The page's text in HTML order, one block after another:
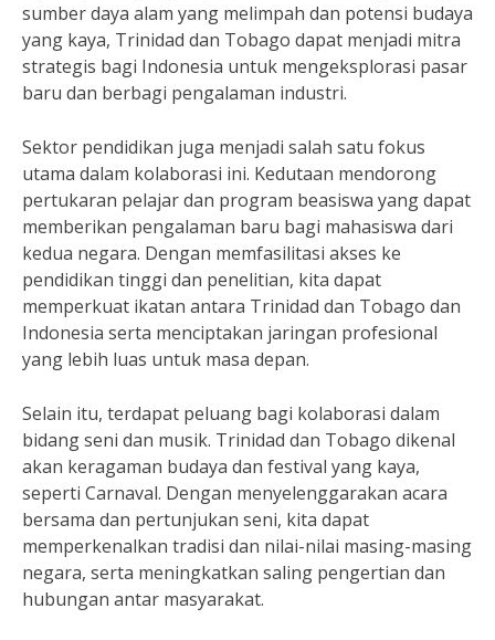
sumber daya alam yang melimpah dan potensi budaya
yang kaya, Trinidad dan Tobago dapat menjadi mitra
strategis bagi Indonesia untuk mengeksplorasi pasar
baru dan berbagi pengalaman industri.
Sektor pendidikan juga menjadi salah satu fokus
utama dalam kolaborasi ini. Kedutaan mendorong
pertukaran pelajar dan program beasiswa yang dapat
memberikan pengalaman baru bagi mahasiswa dari
kedua negara. Dengan memfasilitasi akses ke
pendidikan tinggi dan penelitian, kita dapat
memperkuat ikatan antara Trinidad dan Tobago dan
Indonesia serta menciptakan jaringan profesional
yang lebih luas untuk masa depan.
Selain itu, terdapat peluang bagi kolaborasi dalam
bidang seni dan musik. Trinidad dan Tobago dikenal
akan keragaman budaya dan festival yang kaya,
seperti Carnaval. Dengan menyelenggarakan acara
bersama dan pertunjukan seni, kita dapat
memperkenalkan tradisi dan nilai-nilai masing-masing
negara, serta meningkatkan saling pengertian dan
hubungan antar masyarakat.